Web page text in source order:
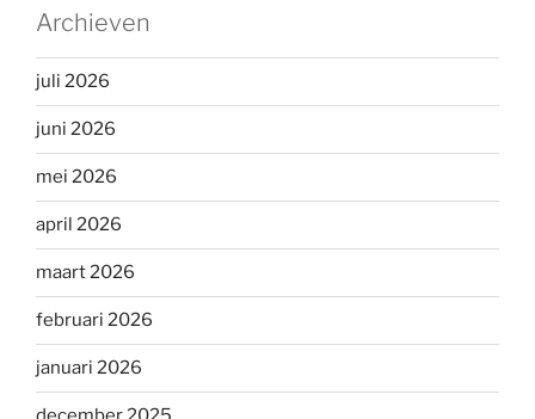
Archieven
juli 2026
juni 2026
mei 2026
april 2026
maart 2026
februari 2026
januari 2026